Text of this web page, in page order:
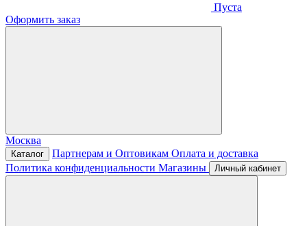
Пуста
Оформить заказ
Москва
Каталог Партнерам и Оптовикам Оплата и доставка
Политика конфиденциальности Магазины Личный кабинет